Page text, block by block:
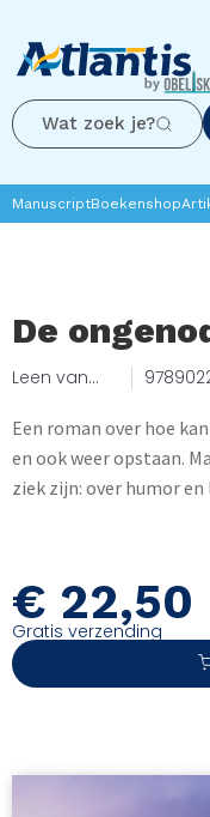
Wat zoek je?
ManuscriptBoekenshop
De
Leen van
Een roman over hoe
en ook weer opstaan.
ziek zijn: over humor
hoogten.Een verhaal.
€ 22,50
Gratis verzending